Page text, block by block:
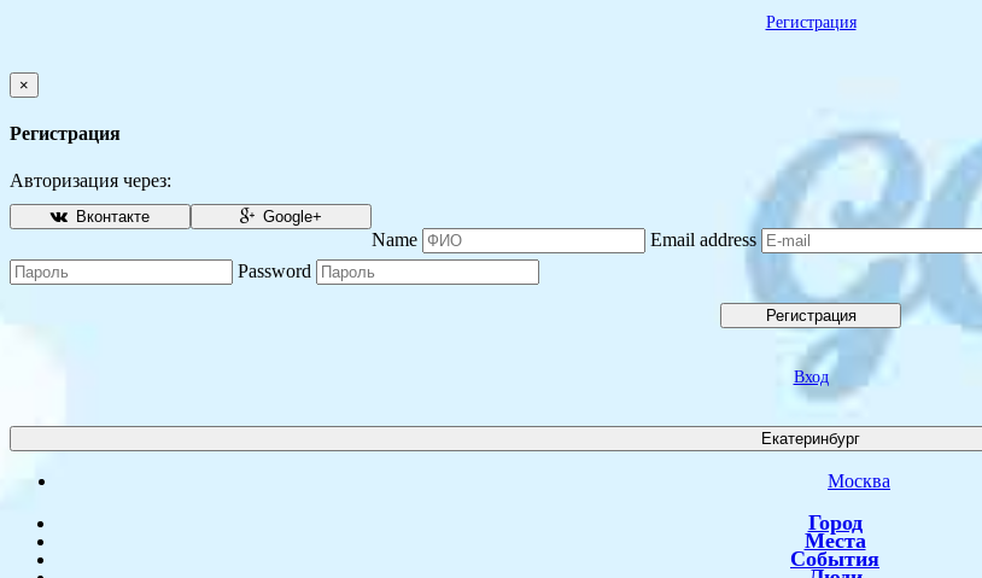
Регистрация
×
Регистрация
Авторизация через:
Вконтакте Google+
Name Email address
Password
Регистрация
Вход
Екатеринбург
Москва
Город
Места
События